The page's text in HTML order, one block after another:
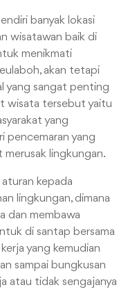
banyak lokasi
wisatawan baik di
menikmati
akan tetapi
yang sangat penting
wisata tersebut yaitu
yang
pencemaran yang
merusak lingkungan.
kepada
lingkungan, dimana
dan membawa
di santap bersama
yang kemudian
sampai bungkusan
atau tidak sengajanya